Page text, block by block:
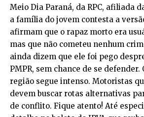
Meio Dia Paraná, da RPC, afiliada
a família do jovem contesta a
afirmam que o rapaz morto era
mas que não cometeu nenhum
ainda dizem que ele foi pego
PMPR, sem chance de se defender.
região segue intenso. Motoristas
devem buscar rotas alternativas
de conflito. Fique atento! Até